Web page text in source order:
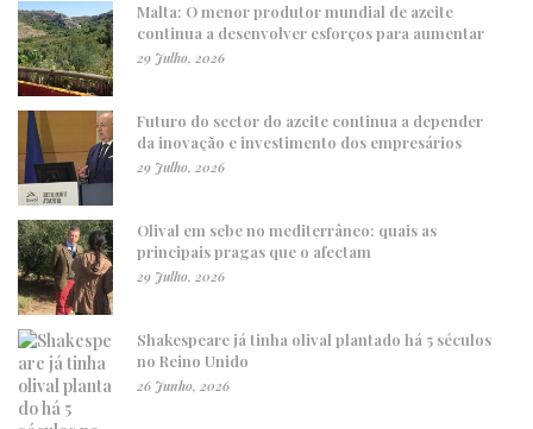
Malta: O menor produtor mundial de azeite
continua a desenvolver esforços para aumentar
29 Julho, 2026
Futuro do sector do azeite continua a depender
da inovação e investimento dos empresários
29 Julho, 2026
Olival em sebe no mediterrâneo: quais as
principais pragas que o afectam
29 Julho, 2026
Shakespeare já tinha olival plantado há 5 séculos
no Reino Unido
26 Junho, 2026